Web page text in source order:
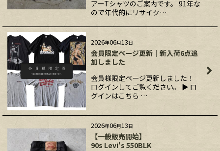
アーTシャツのご案内です。 91年な
ので年代的にリサイク…
2026年06月13日
会員限定ページ更新｜新入荷6点追
加しました
会員様限定ページ更新しました！
ログインしてご覧ください。 ▶ ロ
グインはこちら …
2026年06月13日
【一般販売開始】
90s Levi's 550BLK